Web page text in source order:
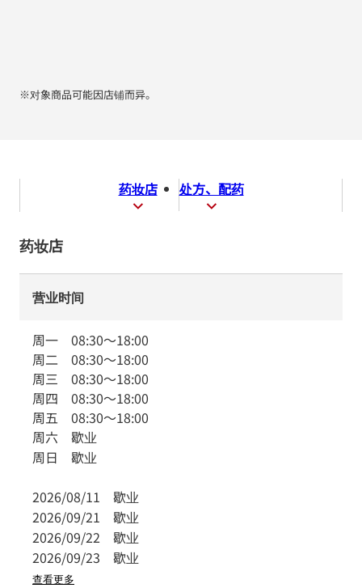
※对象商品可能因店铺而异。
药妆店 处方、配药
药妆店
营业时间
周一 08:30～18:00
周二 08:30～18:00
周三 08:30～18:00
周四 08:30～18:00
周五 08:30～18:00
周六 歇业
周日 歇业
2026/08/11 歇业
2026/09/21 歇业
2026/09/22 歇业
2026/09/23 歇业
查看更多